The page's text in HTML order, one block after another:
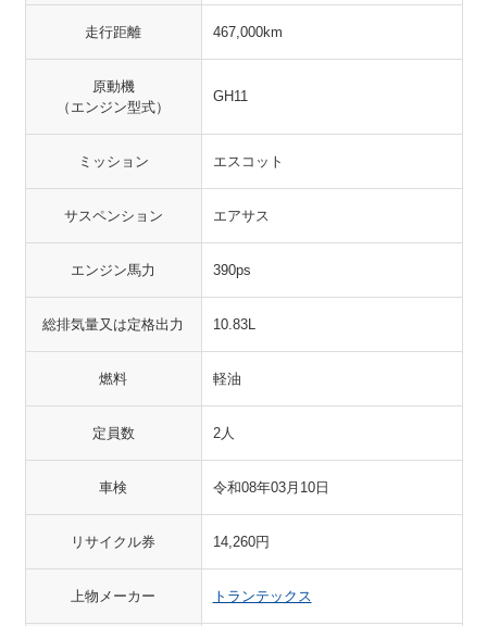
走行距離 467,000km
原動機
（エンジン型式）
GH11
ミッション エスコット
サスペンション エアサス
エンジン馬力 390ps
総排気量又は定格出力 10.83L
燃料 軽油
定員数 2人
車検 令和08年03月10日
リサイクル券 14,260円
上物メーカー トランテックス